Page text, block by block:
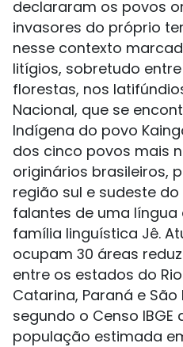
declararam os povos
invasores do próprio
nesse contexto
litígios, sobretudo
florestas, nos
Nacional, que se
Indígena do povo
dos cinco povos mais
originários brasileiros,
região sul e sudeste
falantes de uma língua
família linguística Jê.
ocupam 30 áreas
entre os estados do
Catarina, Paraná e
segundo o Censo IBGE
população estimada